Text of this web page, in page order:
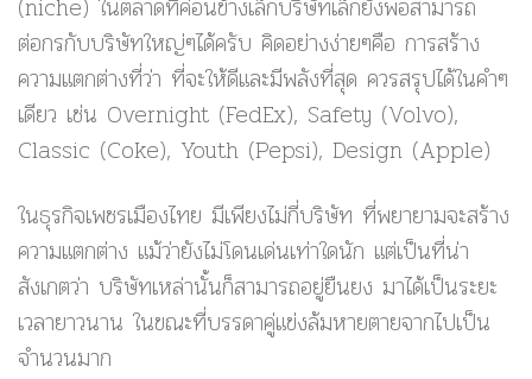
(niche) ในตลาดที่ค่อนข้างเล็กบริษัทเล็กยังพอสามารถ
ต่อกรกับบริษัทใหญ่ๆได้ครับ คิดอย่างง่ายๆคือ การสร้าง
ความแตกต่างที่ว่า ที่จะให้ดีและมีพลังที่สุด ควรสรุปได้ในคำๆ
เดียว เช่น Overnight (FedEx), Safety (Volvo),
Classic (Coke), Youth (Pepsi), Design (Apple)
ในธุรกิจเพชรเมืองไทย มีเพียงไม่กี่บริษัท ที่พยายามจะสร้าง
ความแตกต่าง แม้ว่ายังไม่โดนเด่นเท่าใดนัก แต่เป็นที่น่า
สังเกตว่า บริษัทเหล่านั้นก็สามารถอยู่ยืนยง มาได้เป็นระยะ
เวลายาวนาน ในขณะที่บรรดาคู่แข่งล้มหายตายจากไปเป็น
จำนวนมาก